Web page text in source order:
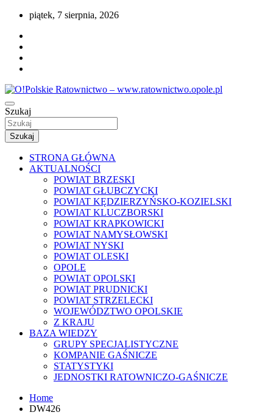
Przejdź
treści
piątek, 7 sierpnia, 2026
O!Polskie Ratownictwo –
www.ratownictwo.opole.pl
Portal opolskiego i polskiego ratownictwa.
Szukaj
Szukaj
STRONA GŁÓWNA
AKTUALNOŚCI
POWIAT BRZESKI
POWIAT GŁUBCZYCKI
POWIAT KĘDZIERZYŃSKO-KOZIELSKI
POWIAT KLUCZBORSKI
POWIAT KRAPKOWICKI
POWIAT NAMYSŁOWSKI
POWIAT NYSKI
POWIAT OLESKI
OPOLE
POWIAT OPOLSKI
POWIAT PRUDNICKI
POWIAT STRZELECKI
WOJEWÓDZTWO OPOLSKIE
Z KRAJU
BAZA WIEDZY
GRUPY SPECJALISTYCZNE
KOMPANIE GAŚNICZE
STATYSTYKI
JEDNOSTKI RATOWNICZO-GAŚNICZE
Home
DW426